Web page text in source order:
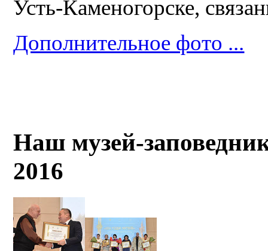
Усть-Каменогорске,
Дополнительное фото ...
Наш музей-
2016